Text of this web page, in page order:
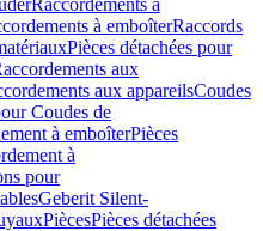
Raccordements à
à emboîterRaccords
Pièces détachées pour
aux
aux appareilsCoudes
Coudes de
à emboîterPièces
à
pour
Geberit Silent-
PiècesPièces détachées